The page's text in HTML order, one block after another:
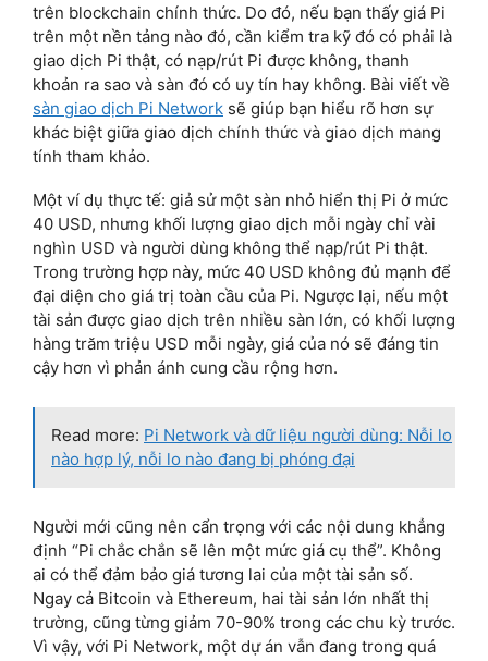
trên blockchain chính thức. Do đó, nếu bạn thấy giá Pi
trên một nền tảng nào đó, cần kiểm tra kỹ đó có phải là
giao dịch Pi thật, có nạp/rút Pi được không, thanh
khoản ra sao và sàn đó có uy tín hay không. Bài viết về
sàn giao dịch Pi Network sẽ giúp bạn hiểu rõ hơn sự
khác biệt giữa giao dịch chính thức và giao dịch mang
tính tham khảo.
Một ví dụ thực tế: giả sử một sàn nhỏ hiển thị Pi ở mức
40 USD, nhưng khối lượng giao dịch mỗi ngày chỉ vài
nghìn USD và người dùng không thể nạp/rút Pi thật.
Trong trường hợp này, mức 40 USD không đủ mạnh để
đại diện cho giá trị toàn cầu của Pi. Ngược lại, nếu một
tài sản được giao dịch trên nhiều sàn lớn, có khối lượng
hàng trăm triệu USD mỗi ngày, giá của nó sẽ đáng tin
cậy hơn vì phản ánh cung cầu rộng hơn.
Read more: Pi Network và dữ liệu người dùng: Nỗi lo
nào hợp lý, nỗi lo nào đang bị phóng đại
Người mới cũng nên cẩn trọng với các nội dung khẳng
định “Pi chắc chắn sẽ lên một mức giá cụ thể”. Không
ai có thể đảm bảo giá tương lai của một tài sản số.
Ngay cả Bitcoin và Ethereum, hai tài sản lớn nhất thị
trường, cũng từng giảm 70-90% trong các chu kỳ trước.
Vì vậy, với Pi Network, một dự án vẫn đang trong quá